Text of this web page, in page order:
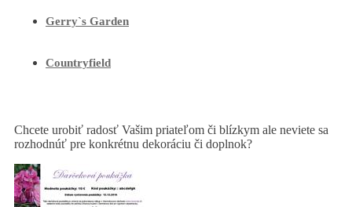
Gerry`s Garden
Countryfield
Chcete urobiť radosť Vašim priateľom či blízkym ale neviete sa
rozhodnúť pre konkrétnu dekoráciu či doplnok?